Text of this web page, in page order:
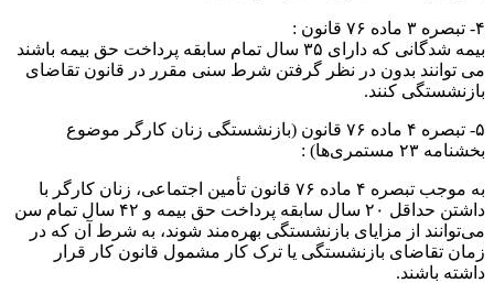
۴- تبصره ۳ ماده ۷۶ قانون :
بیمه شدگانی که دارای ۳۵ سال تمام سابقه پرداخت حق بیمه باشند
می توانند بدون در نظر گرفتن شرط سنی مقرر در قانون تقاضای
بازنشستگی کنند.
۵- تبصره ۴ ماده ۷۶ قانون (بازنشستگی زنان کارگر موضوع
بخشنامه ۲۳ مستمری‌ها) :
به موجب تبصره ۴ ماده ۷۶ قانون تأمین اجتماعی، زنان کارگر با
داشتن حداقل ۲۰ سال سابقه پرداخت حق بیمه و ۴۲ سال تمام سن
می‌توانند از مزایای بازنشستگی بهره‌مند شوند، به شرط آن که در
زمان تقاضای بازنشستگی یا ترک کار مشمول قانون کار قرار
داشته باشند.